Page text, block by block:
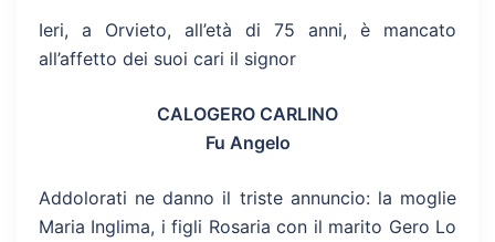
Ieri, a Orvieto, all’età di 75 anni, è mancato
all’affetto dei suoi cari il signor
CALOGERO CARLINO
Fu Angelo
Addolorati ne danno il triste annuncio: la moglie
Maria Inglima, i figli Rosaria con il marito Gero Lo